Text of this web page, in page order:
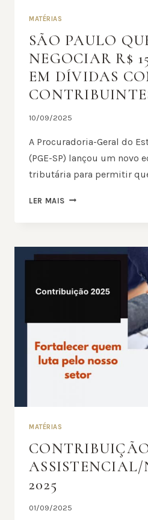
MATÉRIAS
SÃO PAULO
NEGOCIAR R$
EM DÍVIDAS
10/09/2025
A Procuradoria-Geral do
(PGE-SP) lançou um novo
tributária para permitir
LER MAIS SÃO
R$
DÍVIDAS
CONTRIBUINTES
MATÉRIAS
2025
01/09/2025